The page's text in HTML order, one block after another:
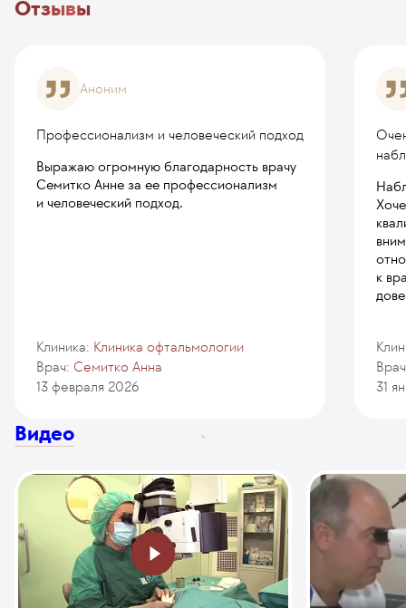
Отзывы
Аноним
Профессионализм и человеческий подход
Выражаю огромную благодарность врачу
Семитко Анне за ее профессионализм
и человеческий подход.
Клиника: Клиника офтальмологии
Врач: Семитко Анна
13 февраля 2026
к
31
Видео